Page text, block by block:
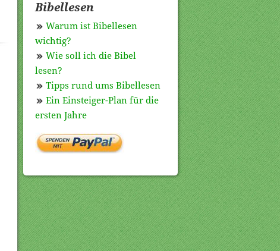
Bibellesen
Warum ist Bibellesen
wichtig?
Wie soll ich die Bibel
lesen?
Tipps rund ums Bibellesen
Ein Einsteiger-Plan für die
ersten Jahre